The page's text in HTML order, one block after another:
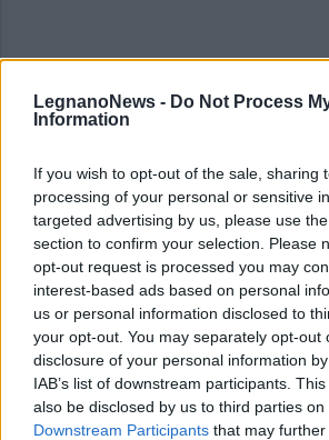
LegnanoNews - Do Not Process
Information
If you wish to opt-out of the sale, sharing
processing of your personal or sensitive
targeted advertising by us, please use
section to confirm your selection. Please
opt-out request is processed you may
interest-based ads based on personal
us or personal information disclosed to
your opt-out. You may separately opt-out
disclosure of your personal information
IAB’s list of downstream participants.
also be disclosed by us to third parties on
Downstream Participants that may
ALTRE NOTIZIE DI LEGNANO